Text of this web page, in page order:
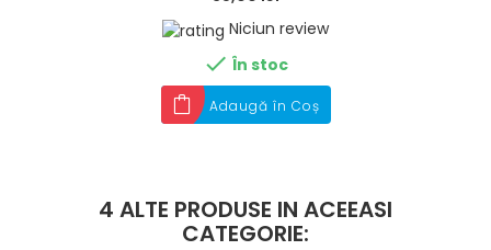
Niciun review
 În stoc
Adaugă în Coș
4 ALTE PRODUSE IN ACEEASI
CATEGORIE: